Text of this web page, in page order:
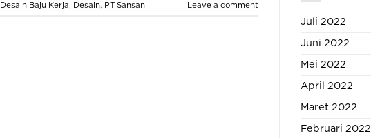
Baju Kerja, Desain, PT Sansan Leave a comment
Juli 2022
Juni 2022
Mei 2022
April 2022
Maret 2022
Februari 2022